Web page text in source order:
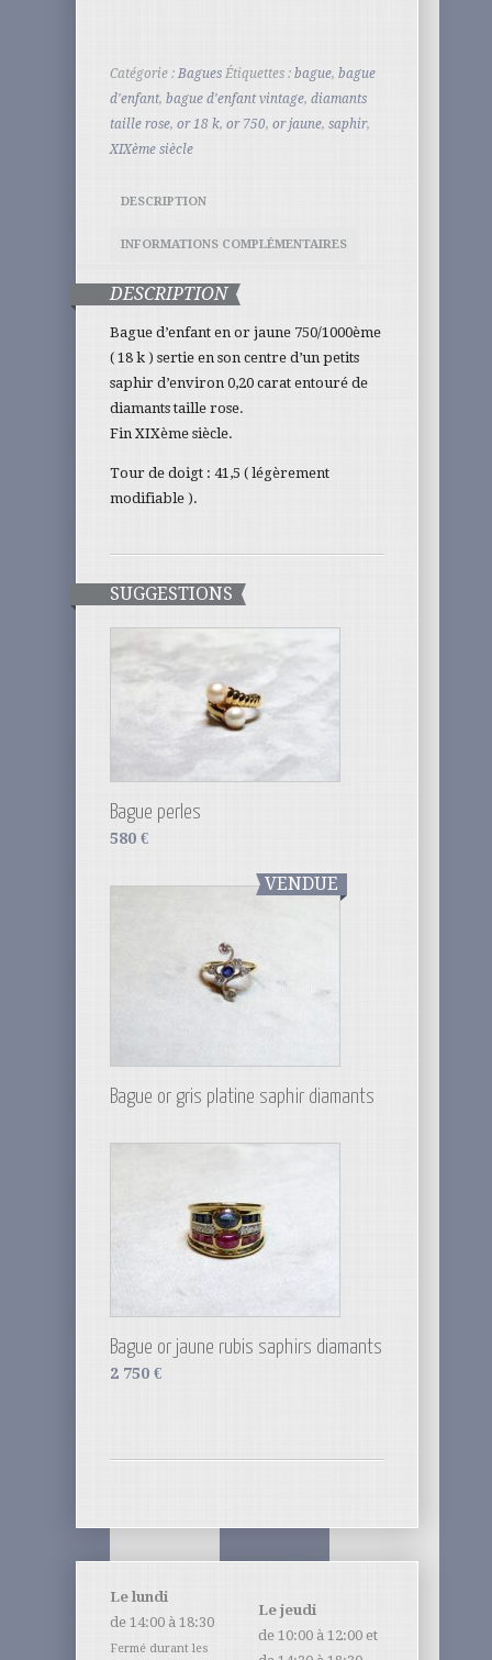
Catégorie : Bagues Étiquettes : bague, bague
d'enfant, bague d'enfant vintage, diamants
taille rose, or 18 k, or 750, or jaune, saphir,
XIXème siècle
DESCRIPTION
INFORMATIONS COMPLÉMENTAIRES
DESCRIPTION
Bague d’enfant en or jaune 750/1000ème
( 18 k ) sertie en son centre d’un petits
saphir d’environ 0,20 carat entouré de
diamants taille rose.
Fin XIXème siècle.
Tour de doigt : 41,5 ( légèrement
modifiable ).
SUGGESTIONS
Bague perles
580 €
VENDUE
Bague or gris platine saphir diamants
Bague or jaune rubis saphirs diamants
2 750 €
Le lundi
de 14:00 à 18:30
Fermé durant les
Le jeudi
de 10:00 à 12:00 et